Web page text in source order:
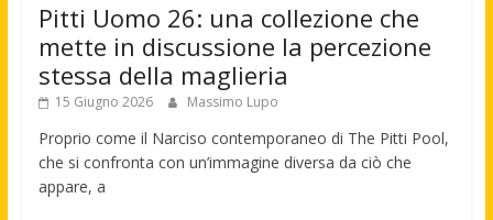
Pitti Uomo 26: una collezione che
mette in discussione la percezione
stessa della maglieria
15 Giugno 2026 Massimo Lupo
Proprio come il Narciso contemporaneo di The Pitti Pool,
che si confronta con un’immagine diversa da ciò che
appare, a